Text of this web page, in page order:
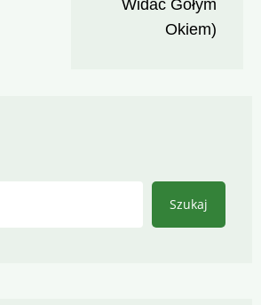
Widać Gołym
Okiem)
Szukaj